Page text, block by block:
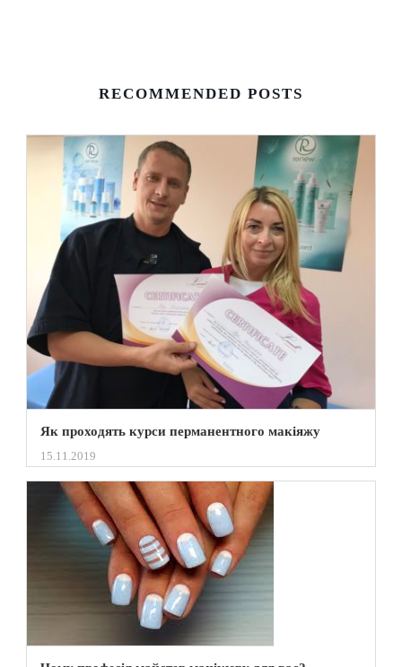
RECOMMENDED POSTS
Як проходять курси перманентного макіяжу
15.11.2019